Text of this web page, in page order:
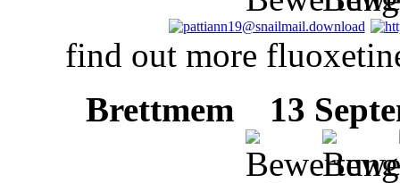
find out more
Brettmem
13